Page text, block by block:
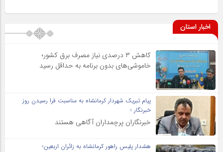
اخبار استان
کاهش ۳ درصدی نیاز مصرف برق کشور؛
خاموشی‌های بدون برنامه به حداقل رسید
پیام تبریک شهردار کرمانشاه به مناسبت فرا رسیدن روز
خبرنگار ؛
خبرنگاران پرچمداران آگاهی هستند
هشدار پلیس راهور کرمانشاه به زائران اربعین؛